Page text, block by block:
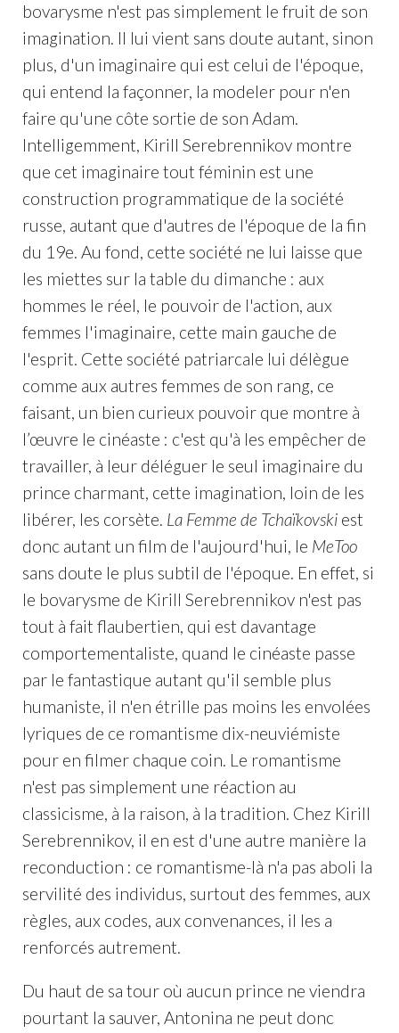
bovarysme n'est pas simplement le fruit de son
imagination. Il lui vient sans doute autant, sinon
plus, d'un imaginaire qui est celui de l'époque,
qui entend la façonner, la modeler pour n'en
faire qu'une côte sortie de son Adam.
Intelligemment, Kirill Serebrennikov montre
que cet imaginaire tout féminin est une
construction programmatique de la société
russe, autant que d'autres de l'époque de la fin
du 19e. Au fond, cette société ne lui laisse que
les miettes sur la table du dimanche : aux
hommes le réel, le pouvoir de l'action, aux
femmes l'imaginaire, cette main gauche de
l'esprit. Cette société patriarcale lui délègue
comme aux autres femmes de son rang, ce
faisant, un bien curieux pouvoir que montre à
l’œuvre le cinéaste : c'est qu'à les empêcher de
travailler, à leur déléguer le seul imaginaire du
prince charmant, cette imagination, loin de les
libérer, les corsète. La Femme de Tchaïkovskiest
donc autant un film de l'aujourd'hui, le MeToo
sans doute le plus subtil de l'époque. En effet, si
le bovarysme de Kirill Serebrennikov n'est pas
tout à fait flaubertien, qui est davantage
comportementaliste, quand le cinéaste passe
par le fantastique autant qu'il semble plus
humaniste, il n'en étrille pas moins les envolées
lyriques de ce romantisme dix-neuviémiste
pour en filmer chaque coin. Le romantisme
n'est pas simplement une réaction au
classicisme, à la raison, à la tradition. Chez Kirill
Serebrennikov, il en est d'une autre manière la
reconduction : ce romantisme-là n'a pas aboli la
servilité des individus, surtout des femmes, aux
règles, aux codes, aux convenances, il les a
renforcés autrement.
Du haut de sa tour où aucun prince ne viendra
pourtant la sauver, Antonina ne peut donc